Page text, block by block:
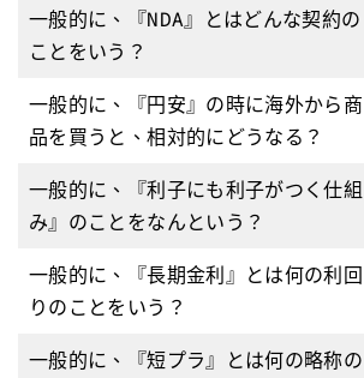
一般的に、『NDA』とはどんな契約の
ことをいう？
一般的に、『円安』の時に海外から商
品を買うと、相対的にどうなる？
一般的に、『利子にも利子がつく仕組
み』のことをなんという？
一般的に、『長期金利』とは何の利回
りのことをいう？
一般的に、『短プラ』とは何の略称の